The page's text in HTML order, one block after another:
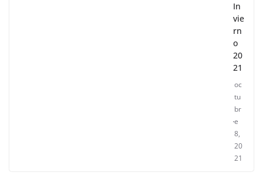
In
vie
rn
o
20
21
oc
tu
br
e
8,
20
21